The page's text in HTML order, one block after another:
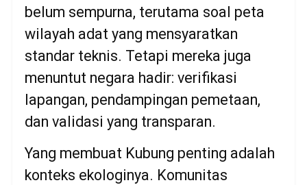
belum sempurna, terutama soal peta
wilayah adat yang mensyaratkan
standar teknis. Tetapi mereka juga
menuntut negara hadir: verifikasi
lapangan, pendampingan pemetaan,
dan validasi yang transparan.
Yang membuat Kubung penting adalah
konteks ekologinya. Komunitas